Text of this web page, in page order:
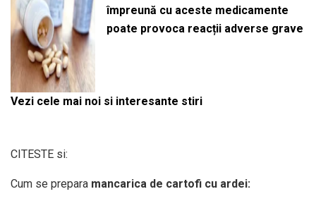
împreună cu aceste medicamente
poate provoca reacții adverse grave
Vezi cele mai noi si interesante stiri
CITESTE si:
Cum se prepara mancarica de cartofi cu ardei: